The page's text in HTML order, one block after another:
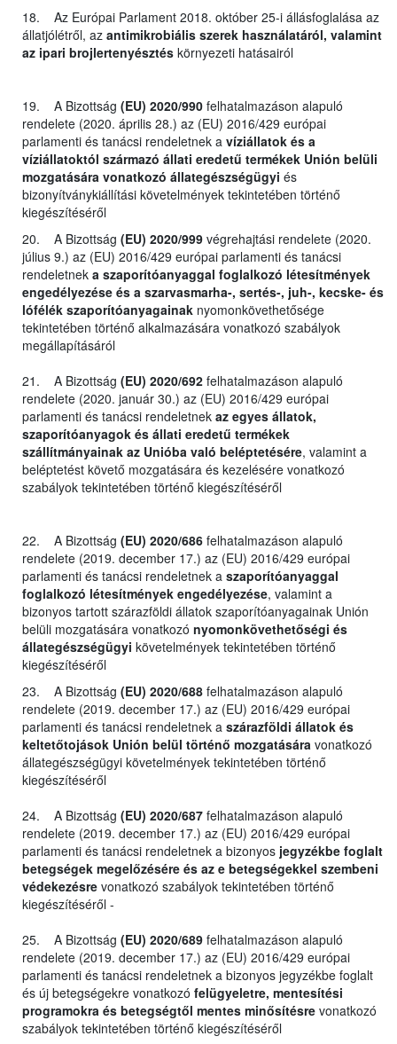
18. Az Európai Parlament 2018. október 25-i állásfoglalása az
állatjólétről, az antimikrobiális szerek használatáról, valamint
az ipari brojlertenyésztés környezeti hatásairól
19. A Bizottság (EU) 2020/990 felhatalmazáson alapuló
rendelete (2020. április 28.) az (EU) 2016/429 európai
parlamenti és tanácsi rendeletnek a víziállatok és a
víziállatoktól származó állati eredetű termékek Unión belüli
mozgatására vonatkozó állategészségügyi és
bizonyítványkiállítási követelmények tekintetében történő
kiegészítéséről
20. A Bizottság (EU) 2020/999 végrehajtási rendelete (2020.
július 9.) az (EU) 2016/429 európai parlamenti és tanácsi
rendeletnek a szaporítóanyaggal foglalkozó létesítmények
engedélyezése és a szarvasmarha-, sertés-, juh-, kecske- és
lófélék szaporítóanyagainak nyomonkövethetősége
tekintetében történő alkalmazására vonatkozó szabályok
megállapításáról
21. A Bizottság (EU) 2020/692 felhatalmazáson alapuló
rendelete (2020. január 30.) az (EU) 2016/429 európai
parlamenti és tanácsi rendeletnek az egyes állatok,
szaporítóanyagok és állati eredetű termékek
szállítmányainak az Unióba való beléptetésére, valamint a
beléptetést követő mozgatására és kezelésére vonatkozó
szabályok tekintetében történő kiegészítéséről
22. A Bizottság (EU) 2020/686 felhatalmazáson alapuló
rendelete (2019. december 17.) az (EU) 2016/429 európai
parlamenti és tanácsi rendeletnek a szaporítóanyaggal
foglalkozó létesítmények engedélyezése, valamint a
bizonyos tartott szárazföldi állatok szaporítóanyagainak Unión
belüli mozgatására vonatkozó nyomonkövethetőségi és
állategészségügyi követelmények tekintetében történő
kiegészítéséről
23. A Bizottság (EU) 2020/688 felhatalmazáson alapuló
rendelete (2019. december 17.) az (EU) 2016/429 európai
parlamenti és tanácsi rendeletnek a szárazföldi állatok és
keltetőtojások Unión belül történő mozgatására vonatkozó
állategészségügyi követelmények tekintetében történő
kiegészítéséről
24. A Bizottság (EU) 2020/687 felhatalmazáson alapuló
rendelete (2019. december 17.) az (EU) 2016/429 európai
parlamenti és tanácsi rendeletnek a bizonyos jegyzékbe foglalt
betegségek megelőzésére és az e betegségekkel szembeni
védekezésre vonatkozó szabályok tekintetében történő
kiegészítéséről -
25. A Bizottság (EU) 2020/689 felhatalmazáson alapuló
rendelete (2019. december 17.) az (EU) 2016/429 európai
parlamenti és tanácsi rendeletnek a bizonyos jegyzékbe foglalt
és új betegségekre vonatkozó felügyeletre, mentesítési
programokra és betegségtől mentes minősítésre vonatkozó
szabályok tekintetében történő kiegészítéséről